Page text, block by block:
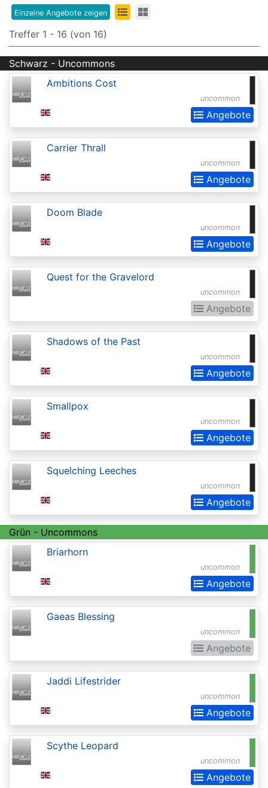
Edition
8th
9th
Edition
Adventures
in
the
Forgotten
Realms
Adventures
in
Forgotten
Realms:
Extras
Aether
Revolt
Aetherdrift
Aetherdrift:
Extras
Alara
Reborn
Alliances
Alpha
Amonkhet
Amonkhet
Invocations
Antiquities
Apocalypse
Arabian
Nights
Promos
Avacyn
Restored
Baldurs
Gate:
Commander
Baldurs
Einzelne Angebote zeigen
Treffer 1 - 16 (von 16)
Schwarz - Uncommons
uncommon
Ambitions Cost
Angebote
uncommon
Carrier Thrall
Angebote
uncommon
Doom Blade
Angebote
uncommon
Quest for the Gravelord
Angebote
uncommon
Shadows of the Past
Angebote
uncommon
Smallpox
Angebote
uncommon
Squelching Leeches
Angebote
Grün - Uncommons
uncommon
Briarhorn
Angebote
uncommon
Gaeas Blessing
Angebote
uncommon
Jaddi Lifestrider
Angebote
uncommon
Scythe Leopard
Angebote